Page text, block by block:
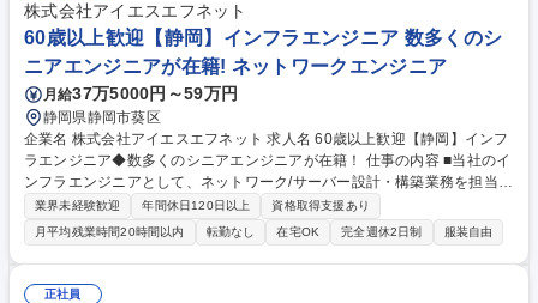
株式会社アイエスエフネット
60歳以上歓迎【静岡】インフラエンジニア 数多くのシ
ニアエンジニアが在籍! ネットワークエンジニア
月給37万5000円～59万円
静岡県静岡市葵区
企業名 株式会社アイエスエフネット 求人名 60歳以上歓迎【静岡】インフ
ラエンジニア◆数多くのシニアエンジニアが在籍！ 仕事の内容 ■当社のイ
ンフラエンジニアとして、ネットワーク/サーバー設計・構築業務を担当い
ただきます。また、PM及びPM候補、リーダーとして他の社員をリードも
しくは伴走型の育成もお任せする想定です。 ■次世代メンバーとチームを
組み、豊富な知識や技術を次世代へ繋げることができます。 募集職種 60
歳以上歓迎【静岡】インフラエンジニア◆数多くのシニアエンジニアが在
籍！
業界未経験歓迎 年間休日120日以上
資格取得支援あり
月平均残業時間20時間以内
転勤なし 在宅OK 完全週休2日制 服装自由
正社員